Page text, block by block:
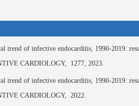
trend of infective endocarditis, 1990-2019:
CARDIOLOGY,
1277, 2023.
trend of infective endocarditis, 1990-2019:
CARDIOLOGY, 2022.